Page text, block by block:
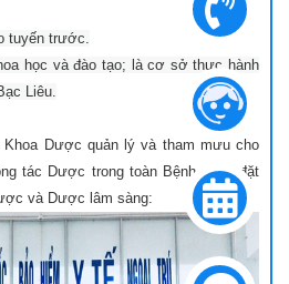
trước.
và đào tạo; là cơ sở thực hành
Liêu.
Dược quản lý và tham mưu cho
tác Dược trong toàn Bệnh viện, đặt
và Dược lâm sàng: